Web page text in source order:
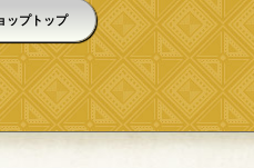
ップトップ